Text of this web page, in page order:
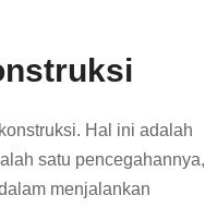
Hal ini adalah
satu pencegahannya,
menjalankan